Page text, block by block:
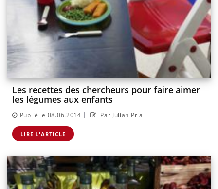
Les recettes des chercheurs pour faire aimer
les légumes aux enfants
Publié le 08.06.2014 | Par Julian Prial
LIRE L'ARTICLE